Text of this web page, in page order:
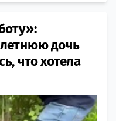
дочь
что хотела